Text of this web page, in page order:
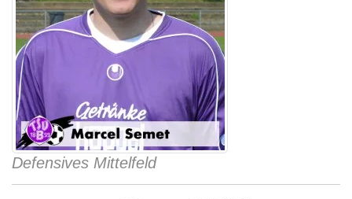
Defensives Mittelfeld